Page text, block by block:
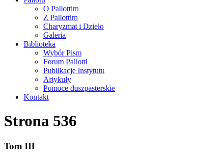
O Pallottim
Z Pallottim
Charyzmat i Dzieło
Galeria
Biblioteka
Wybór Pism
Forum Pallotti
Publikacje Instytutu
Artykuły
Pomoce duszpasterskie
Kontakt
Strona 536
Tom III